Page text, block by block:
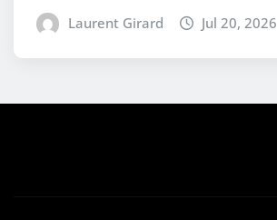
Laurent Girard Jul 20, 2026